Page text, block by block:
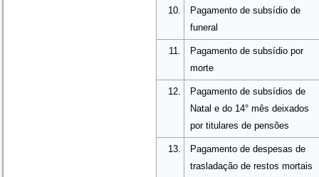
10.
Pagamento de subsídio de
funeral
11.
Pagamento de subsídio por
morte
12.
Pagamento de subsídios de
Natal e do 14° mês deixados
por titulares de pensões
13.
Pagamento de despesas de
trasladação de restos mortais